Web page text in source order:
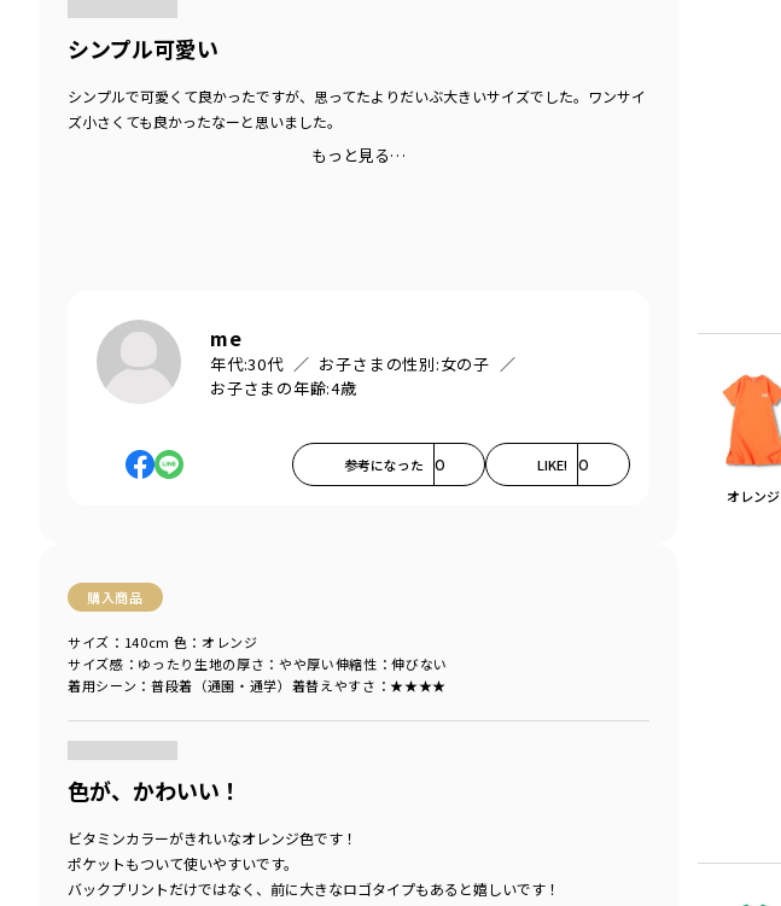
シンプル可愛い
シンプルで可愛くて良かったですが、思ってたよりだいぶ大きいサイズでした。ワンサイ
ズ小さくても良かったなーと思いました。
もっと見る…
me
年代:30代 お子さまの性別:女の子
お子さまの年齢:4歳
参考になった 0 LIKE! 0
購入商品
サイズ感 ：ゆったり 生地の厚さ ：やや厚い伸縮性 ：伸びない
着用シーン ：普段着（通園・通学） 着替えやすさ ：★★★★
サイズ：140cm 色：オレンジ
色が、かわいい！
ビタミンカラーがきれいなオレンジ色です！
ポケットもついて使いやすいです。
バックプリントだけではなく、前に大きなロゴタイプもあると嬉しいです！
オレンジ